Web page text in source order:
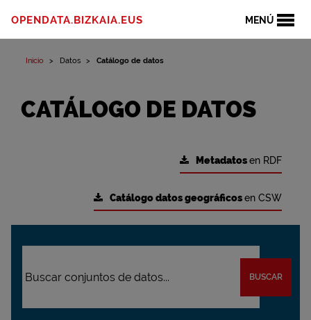
MENÚ
OPENDATA.BIZKAIA.EUS
Inicio Datos Catálogo de datos
CATÁLOGO DE DATOS
Metadatosen RDF
Catálogo datos geográficosen CSW
BUSCAR